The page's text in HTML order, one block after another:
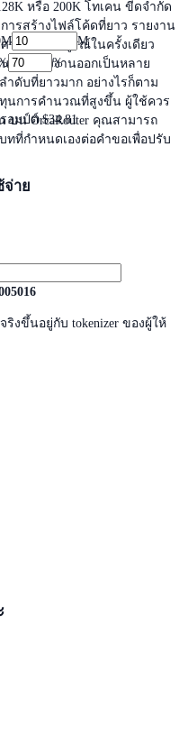
หรือ 200K โทเคน ขีดจำกัด
ารสร้างไฟล์โค้ดที่ยาว รายงาน
าสตร์ที่สมบูรณ์ในครั้งเดียว
ารแบ่งงานออกเป็นหลาย
ดับที่ยาวมาก อย่างไรก็ตาม
นการคำนวณที่สูงขึ้น ผู้ใช้ควร
บน OrcaRouter คุณสามารถ
ทที่กำหนดเองต่อคำขอเพื่อปรับ
M
%
อมป์ต์ $34.81
จ่าย
งขึ้นอยู่กับ tokenizer ของผู้ให้